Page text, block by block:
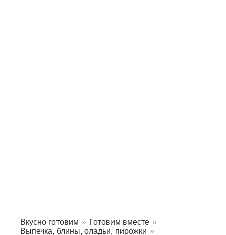
Вкусно готовим » Готовим вместе »
Выпечка, блины, оладьи, пирожки »